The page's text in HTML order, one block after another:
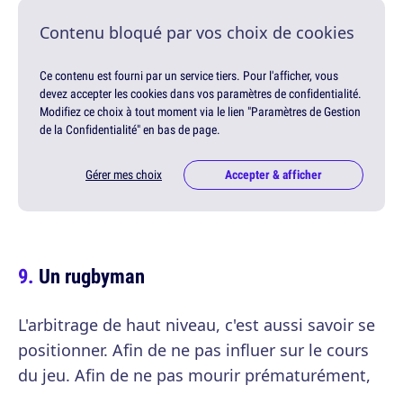
Contenu bloqué par vos choix de cookies
Ce contenu est fourni par un service tiers. Pour l'afficher, vous
devez accepter les cookies dans vos paramètres de confidentialité.
Modifiez ce choix à tout moment via le lien "Paramètres de Gestion
de la Confidentialité" en bas de page.
Gérer mes choix Accepter & afficher
Un rugbyman
L'arbitrage de haut niveau, c'est aussi savoir se
positionner. Afin de ne pas influer sur le cours
du jeu. Afin de ne pas mourir prématurément,